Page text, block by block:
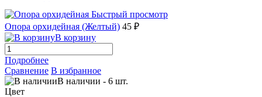
Быстрый просмотр
Опора орхидейная (Желтый) 45 ₽
В корзину
Подробнее
Сравнение В избранное
В наличии - 6 шт.
Цвет